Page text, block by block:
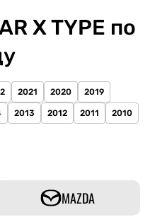
X TYPE по
2021 2020 2019
2013 2012 2011 2010
MAZDA